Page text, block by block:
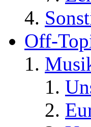
Off-